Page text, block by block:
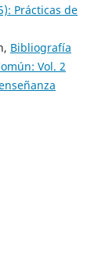
Prácticas de
Bibliografía
Vol. 2